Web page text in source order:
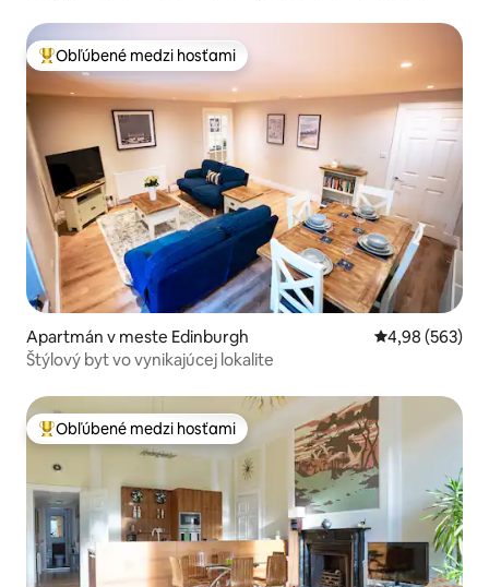
Najobľúbenejšie medzi hosťami
Obľúbené medzi hosťami
Apartmán v meste Edinburgh Priemerné
4,98 (563)
Štýlový byt vo vynikajúcej lokalite
Najobľúbenejšie medzi hosťami
Obľúbené medzi hosťami